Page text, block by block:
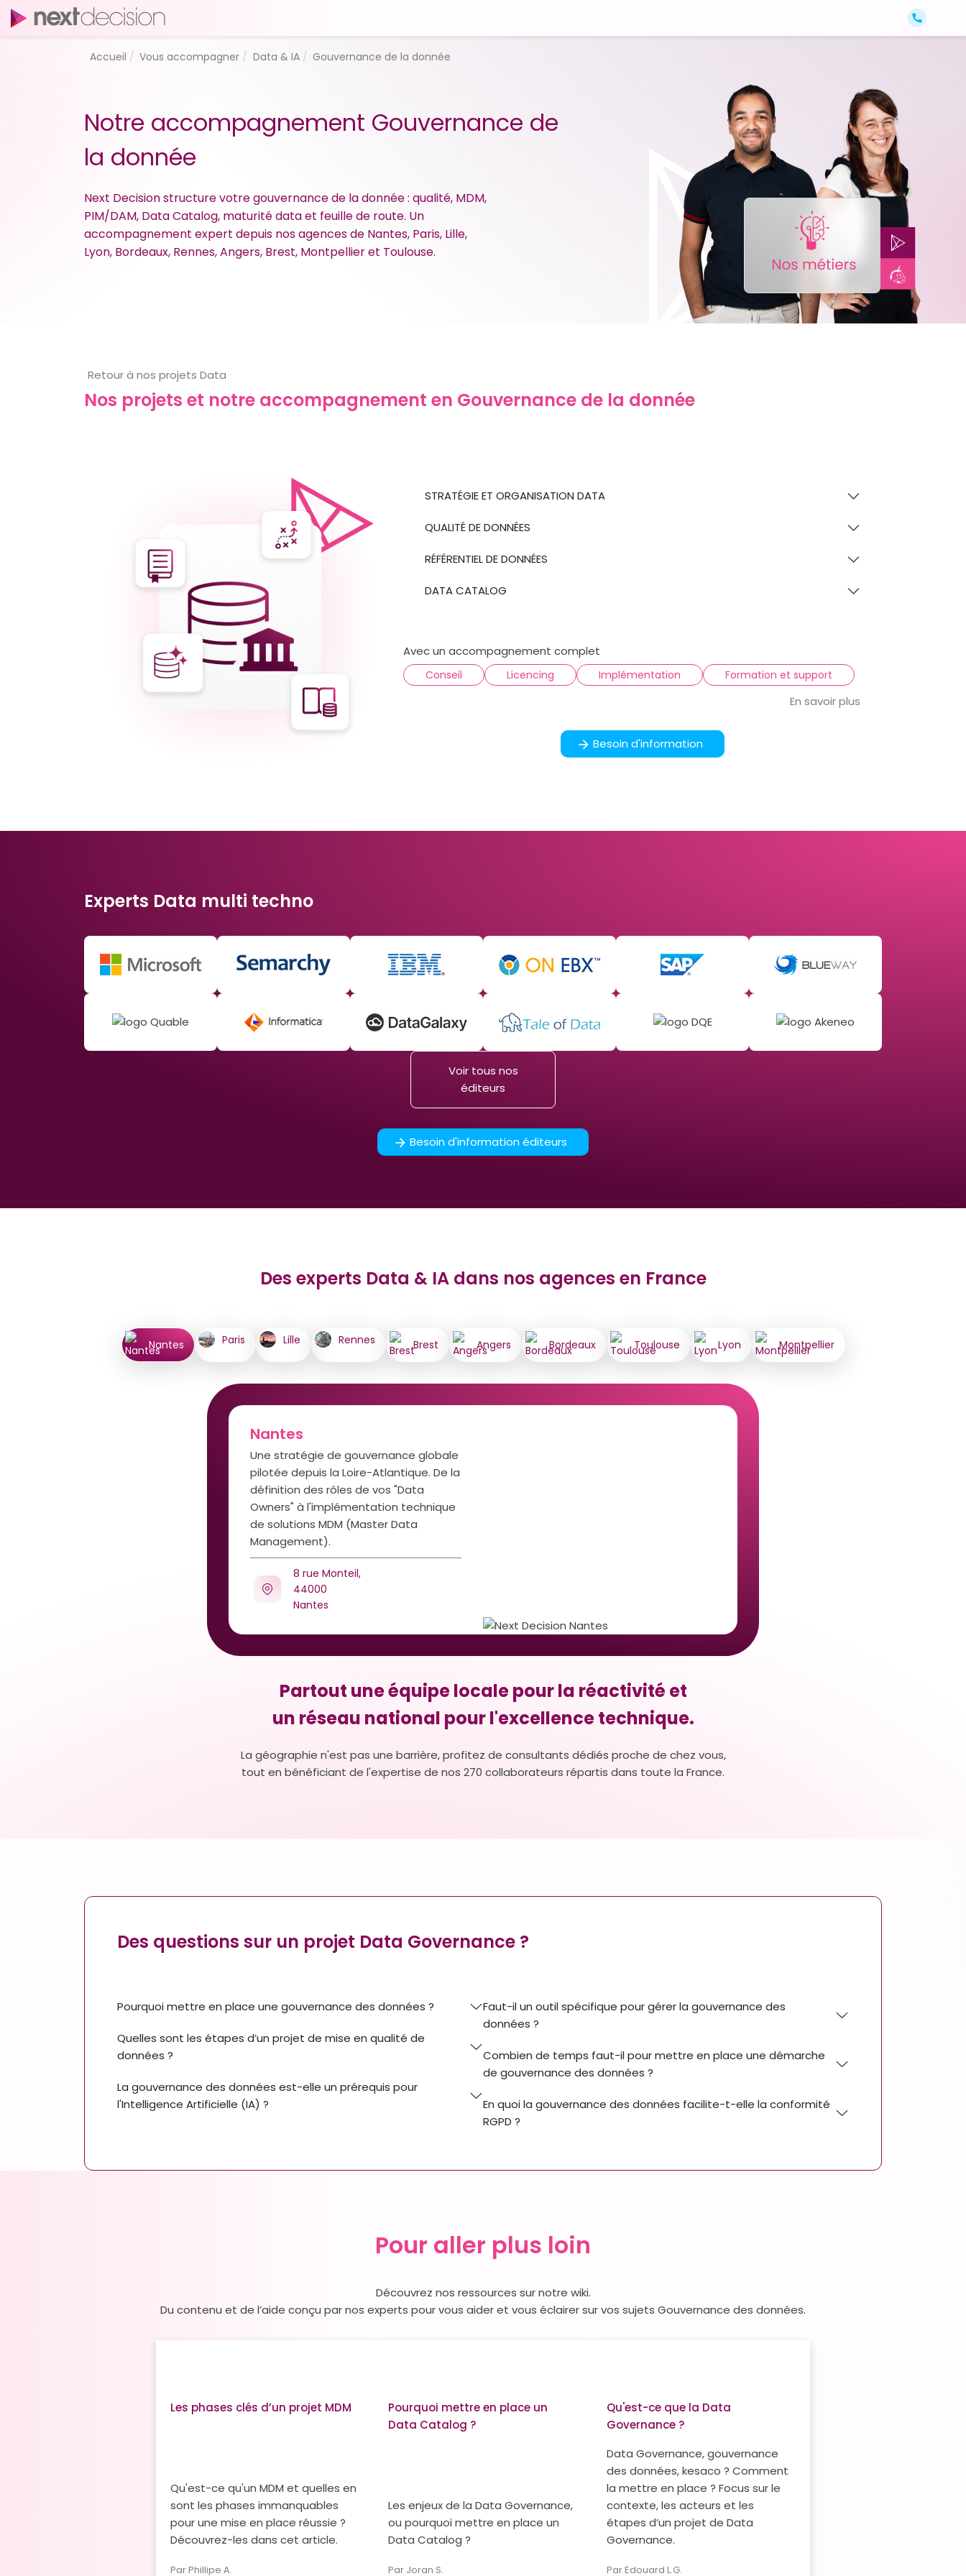
Accueil Vous accompagner Data & IA Gouvernance de la donnée
Notre accompagnement Gouvernance de
la donnée
Next Decision structure votre gouvernance de la donnée : qualité, MDM,
PIM/DAM, Data Catalog, maturité data et feuille de route. Un
accompagnement expert depuis nos agences de Nantes, Paris, Lille,
Lyon, Bordeaux, Rennes, Angers, Brest, Montpellier et Toulouse.
Retour à nos projets Data
Nos projets et notre accompagnement en Gouvernance de la donnée
STRATÉGIE ET ORGANISATION DATA
QUALITÉ DE DONNÉES
RÉFÉRENTIEL DE DONNÉES
DATA CATALOG
Avec un accompagnement complet
Conseil Licencing Implémentation Formation et support
En savoir plus
Besoin d'information
Experts Data multi techno
Voir tous nos
éditeurs
Besoin d'information éditeurs
Des experts Data & IA dans nos agences en France
Nantes Paris Lille Rennes Brest Angers Bordeaux Toulouse Lyon Montpellier
Nantes
Une stratégie de gouvernance globale
pilotée depuis la Loire-Atlantique. De la
définition des rôles de vos "Data
Owners" à l'implémentation technique
de solutions MDM (Master Data
Management).
8 rue Monteil,
44000
Nantes
Partout une équipe locale pour la réactivité et
un réseau national pour l'excellence technique.
La géographie n'est pas une barrière, profitez de consultants dédiés proche de chez vous,
tout en bénéficiant de l'expertise de nos 270 collaborateurs répartis dans toute la France.
Des questions sur un projet Data Governance ?
Pourquoi mettre en place une gouvernance des données ?
Quelles sont les étapes d’un projet de mise en qualité de
données ?
La gouvernance des données est-elle un prérequis pour
l'Intelligence Artificielle (IA) ?
Faut-il un outil spécifique pour gérer la gouvernance des
données ?
Combien de temps faut-il pour mettre en place une démarche
de gouvernance des données ?
En quoi la gouvernance des données facilite-t-elle la conformité
RGPD ?
Pour aller plus loin
Découvrez nos ressources sur notre wiki.
Du contenu et de l’aide conçu par nos experts pour vous aider et vous éclairer sur vos sujets Gouvernance des données.
Les phases clés d’un projet MDM
Qu'est-ce qu'un MDM et quelles en
sont les phases immanquables
pour une mise en place réussie ?
Découvrez-les dans cet article.
Par Phillipe A.
Pourquoi mettre en place un
Data Catalog ?
Les enjeux de la Data Governance,
ou pourquoi mettre en place un
Data Catalog ?
Par Joran S.
Qu'est-ce que la Data
Governance ?
Data Governance, gouvernance
des données, kesaco ? Comment
la mettre en place ? Focus sur le
contexte, les acteurs et les
étapes d’un projet de Data
Governance.
Par Edouard L.G.